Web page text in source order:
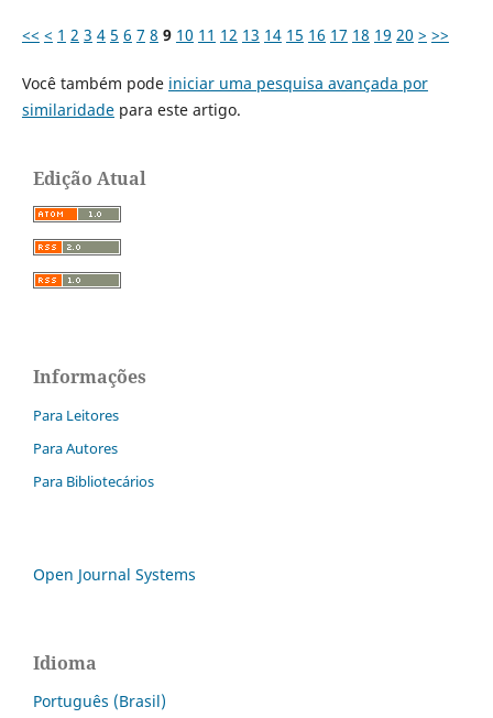
<< < 1 2 3 4 5 6 7 8 9 10 11 12 13 14 15 16 17 18 19 20 > >>
Você também pode iniciar uma pesquisa avançada por
similaridadepara este artigo.
Edição Atual
Informações
Para Leitores
Para Autores
Para Bibliotecários
Open Journal Systems
Idioma
Português (Brasil)